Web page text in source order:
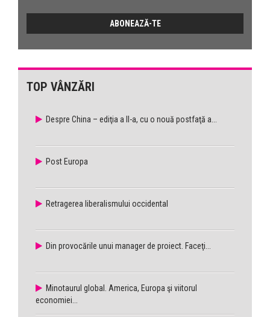
TOP VÂNZĂRI
Despre China – ediţia a II-a, cu o nouă postfaţă a...
Post Europa
Retragerea liberalismului occidental
Din provocările unui manager de proiect. Faceţi...
Minotaurul global. America, Europa şi viitorul
economiei...